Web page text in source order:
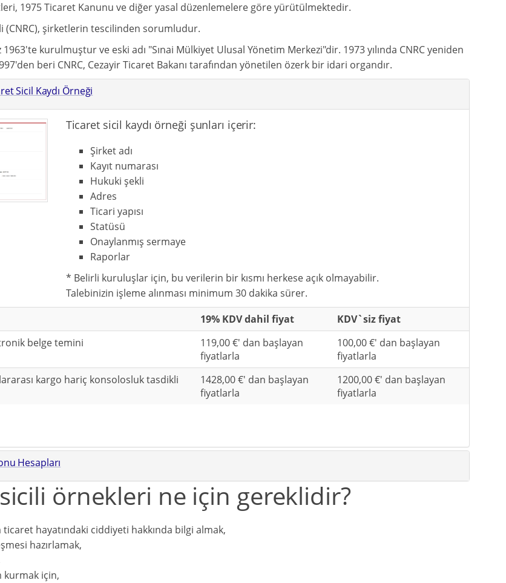
1975 Ticaret Kanunu ve diğer yasal düzenlemelere göre yürütülmektedir.
(CNRC), şirketlerin tescilinden sorumludur.
1963'te kurulmuştur ve eski adı "Sınai Mülkiyet Ulusal Yönetim Merkezi"dir. 1973 yılında CNRC yeniden
beri CNRC, Cezayir Ticaret Bakanı tarafından yönetilen özerk bir idari organdır.
Sicil Kaydı Örneği
Ticaret sicil kaydı örneği şunları içerir:
Şirket adı
Kayıt numarası
Hukuki şekli
Adres
Ticari yapısı
Statüsü
Onaylanmış sermaye
Raporlar
* Belirli kuruluşlar için, bu verilerin bir kısmı herkese açık olmayabilir.
Talebinizin işleme alınması minimum 30 dakika sürer.
19% KDV dahil fiyat
KDV`siz fiyat
belge temini
119,00 €' dan başlayan
fiyatlarla
100,00 €' dan başlayan
fiyatlarla
kargo hariç konsolosluk tasdikli
1428,00 €' dan başlayan
fiyatlarla
1200,00 €' dan başlayan
fiyatlarla
Hesapları
örnekleri ne için gereklidir?
ticaret hayatındaki ciddiyeti hakkında bilgi almak,
hazırlamak,
kurmak için,